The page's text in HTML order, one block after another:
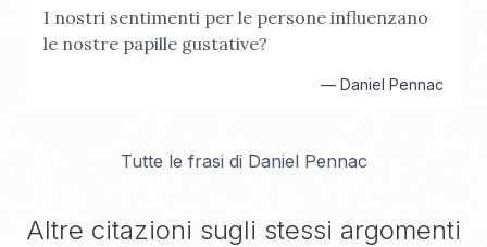
I nostri sentimenti per le persone influenzano
le nostre papille gustative?
— Daniel Pennac
Tutte le frasi di Daniel Pennac
Altre citazioni sugli stessi argomenti